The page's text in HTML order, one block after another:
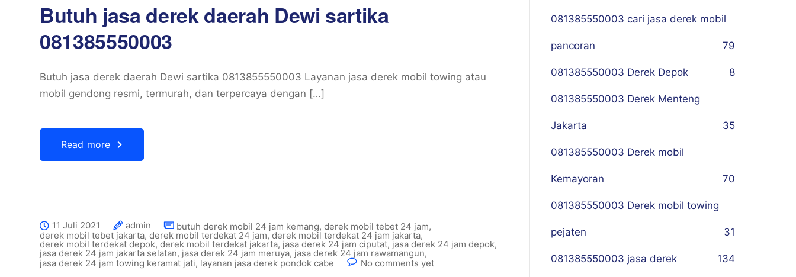
Butuh jasa derek daerah Dewi sartika
081385550003
Butuh jasa derek daerah Dewi sartika 0813855550003 Layanan jasa derek mobil towing atau
mobil gendong resmi, termurah, dan terpercaya dengan […]
Read more
11 Juli 2021 admin butuh derek mobil 24 jam kemang, derek mobil tebet 24 jam,
derek mobil tebet jakarta, derek mobil terdekat 24 jam,derek mobil terdekat 24 jam jakarta,
derek mobil terdekat depok, derek mobil terdekat jakarta, jasa derek 24 jam ciputat,jasa derek 24 jam depok,
jasa derek 24 jam jakarta selatan, jasa derek 24 jam meruya, jasa derek 24 jam rawamangun,
jasa derek 24 jam towing keramat jati, layanan jasa derek pondok cabe No comments yet
081385550003 cari jasa derek mobil
pancoran 79
081385550003 Derek Depok 8
081385550003 Derek Menteng
Jakarta 35
081385550003 Derek mobil
Kemayoran 70
081385550003 Derek mobil towing
pejaten 31
081385550003 jasa derek 134